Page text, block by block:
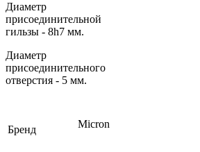
Диаметр
присоединительной
гильзы - 8h7 мм.
Диаметр
присоединительного
отверстия - 5 мм.
Бренд Micron